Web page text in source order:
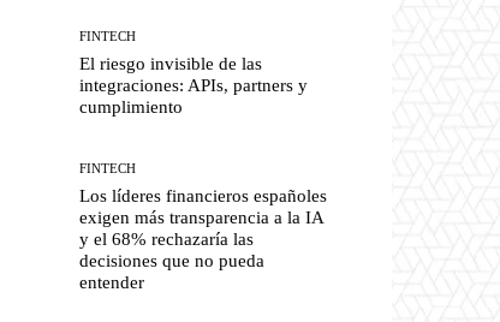
FINTECH
El riesgo invisible de las
integraciones: APIs, partners y
cumplimiento
FINTECH
Los líderes financieros españoles
exigen más transparencia a la IA
y el 68% rechazaría las
decisiones que no pueda
entender